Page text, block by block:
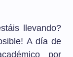
llevando?
A día de
por